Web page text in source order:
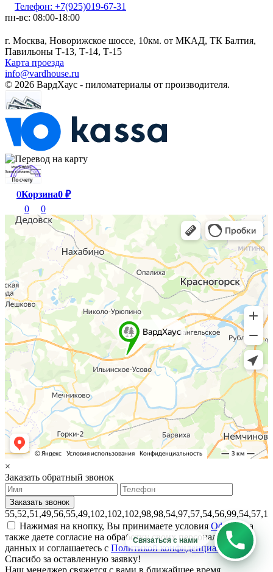
Телефон: +7(925)019-67-31
пн-вс: 08:00-18:00
г. Москва, Новорижское шоссе, 10км. от МКАД, ТК Балтия,
Павильоны Т-13, Т-14, Т-15
Карта проезда
info@vardhouse.ru
© 2026 ВардХаус - пиломатериалы от производителя.
0Корзина0 ₽
0
0
×
Заказать обратный звонок
Нажимая на кнопку, Вы принимаете условия Оферты, а
также даете согласие на обработку своих персональных
данных и соглашаетесь с Политикой конфиденциальности.
Спасибо за оставленную заявку!
Наш менеджер свяжется с вами в ближайшее время
Связаться с нами